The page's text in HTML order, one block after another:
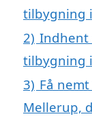
tilbygning
2) Indhent
tilbygning
3) Få
Mellerup,